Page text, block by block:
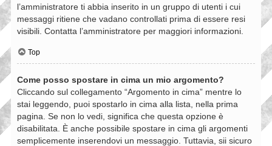
l’amministratore ti abbia inserito in un gruppo di utenti i cui
messaggi ritiene che vadano controllati prima di essere resi
visibili. Contatta l’amministratore per maggiori informazioni.
Top
Come posso spostare in cima un mio argomento?
Cliccando sul collegamento “Argomento in cima” mentre lo
stai leggendo, puoi spostarlo in cima alla lista, nella prima
pagina. Se non lo vedi, significa che questa opzione è
disabilitata. È anche possibile spostare in cima gli argomenti
semplicemente inserendovi un messaggio. Tuttavia, sii sicuro